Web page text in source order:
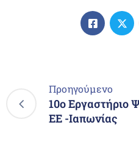
Προηγούμενο
10o Εργαστήριο
ΕΕ -Ιαπωνίας